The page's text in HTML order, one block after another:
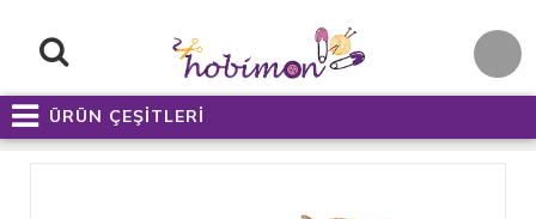
ÜRÜN ÇEŞİTLERİ